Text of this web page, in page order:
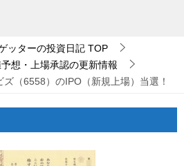
ッターの投資日記 TOP
想・上場承認の更新情報
ズ（6558）のIPO（新規上場）当選！